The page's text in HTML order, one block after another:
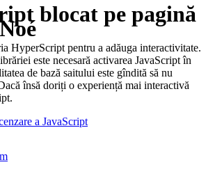
blocat pe pagină
HyperScript pentru a adăuga interactivitate.
este necesară activarea JavaScript în
de bază saitului este gîndită să nu
însă doriți o experiență mai interactivă
a JavaScript